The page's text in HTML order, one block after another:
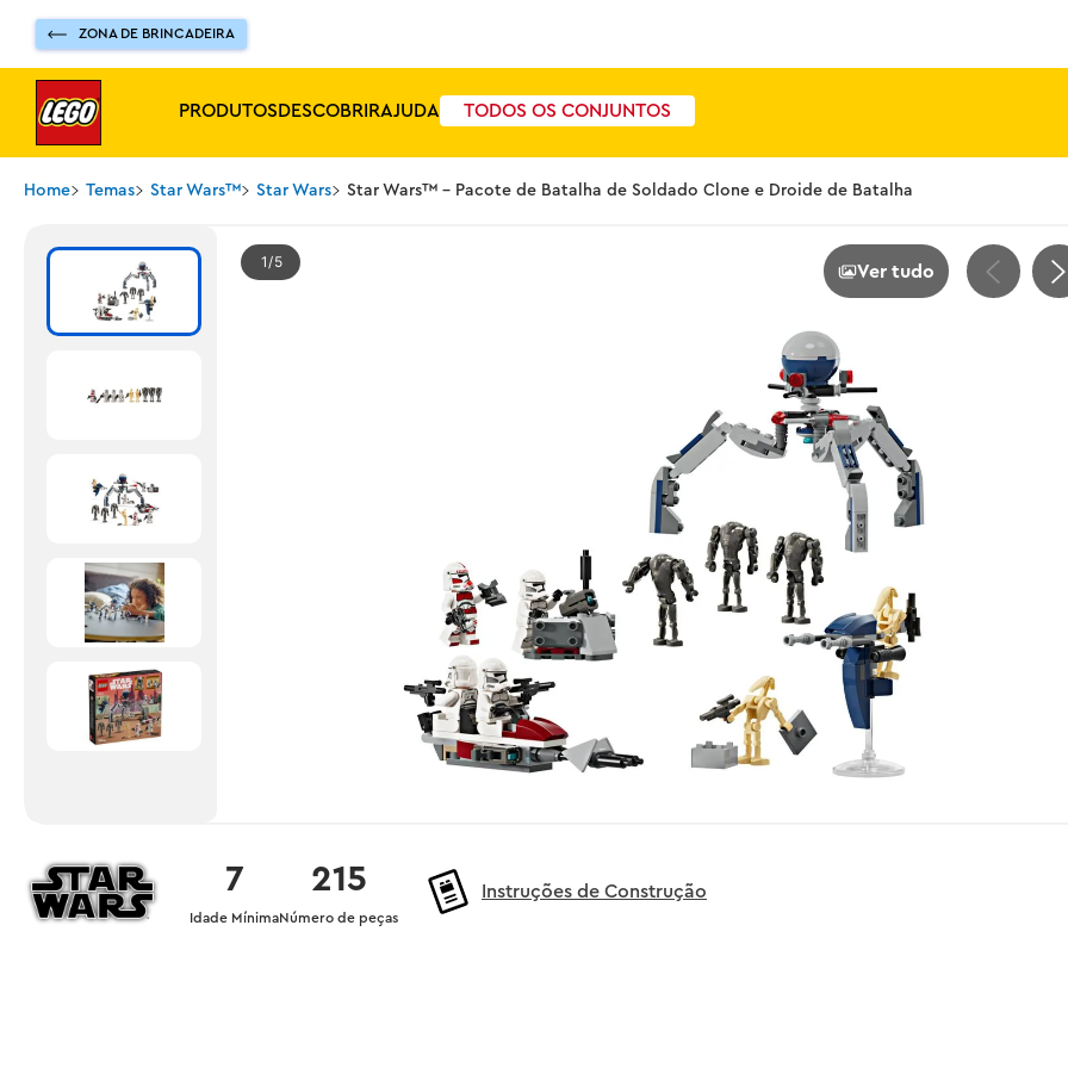
ZONA DE BRINCADEIRA
PRODUTOSDESCOBRIRAJUDA TODOS OS CONJUNTOS
Home Temas Star Wars™ Star Wars Star Wars™ - Pacote de Batalha de Soldado Clone e Droide de Batalha
1 5 Ver tudo
215
Número de peças
7
Idade Mínima
Instruções de Construção